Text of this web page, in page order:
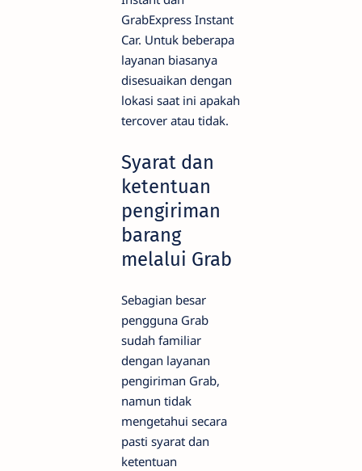
GrabExpress Instant
Car. Untuk beberapa
layanan biasanya
disesuaikan dengan
lokasi saat ini apakah
tercover atau tidak.
Syarat dan
ketentuan
pengiriman
barang
melalui Grab
Sebagian besar
pengguna Grab
sudah familiar
dengan layanan
pengiriman Grab,
namun tidak
mengetahui secara
pasti syarat dan
ketentuan